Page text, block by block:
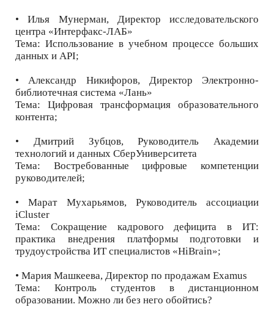
• Илья Мунерман, Директор исследовательского
центра «Интерфакс-ЛАБ»
Тема: Использование в учебном процессе больших
данных и API;
• Александр Никифоров, Директор Электронно-
библиотечная система «Лань»
Тема: Цифровая трансформация образовательного
контента;
• Дмитрий Зубцов, Руководитель Академии
технологий и данных СберУниверситета
Тема: Востребованные цифровые компетенции
руководителей;
• Марат Мухарьямов, Руководитель ассоциации
iCluster
Тема: Сокращение кадрового дефицита в ИТ:
практика внедрения платформы подготовки и
трудоустройства ИТ специалистов «HiBrain»;
• Мария Машкеева, Директор по продажам Examus
Тема: Контроль студентов в дистанционном
образовании. Можно ли без него обойтись?